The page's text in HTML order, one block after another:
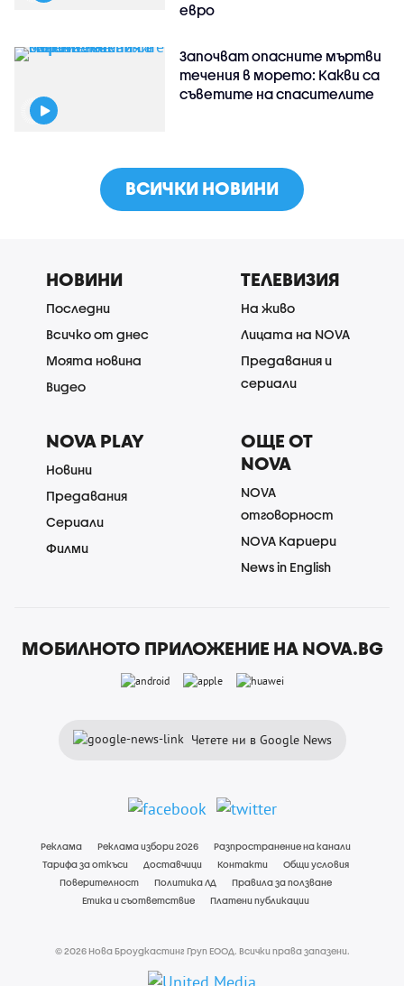
евро
Започват опасните мъртви
течения в морето: Какви са
съветите на спасителите
ВСИЧКИ НОВИНИ
НОВИНИ
Последни
Всичко от днес
Моята новина
Видео
ТЕЛЕВИЗИЯ
На живо
Лицата на NOVA
Предавания и
сериали
NOVA PLAY
Новини
Предавания
Сериали
Филми
ОЩЕ ОТ
NOVA
NOVA
отговорност
NOVA Кариери
News in English
МОБИЛНОТО ПРИЛОЖЕНИЕ НА NOVA.BG
Четете ни в Google News
Реклама Реклама избори 2026
Разпространение на канали
Тарифа за откъси
Доставчици Контакти
Общи условия
Поверителност
Политика ЛД
Правила за ползване
Етика и съответствие
Платени публикации
© 2026 Нова Броудкастинг Груп ЕООД. Всички права запазени.